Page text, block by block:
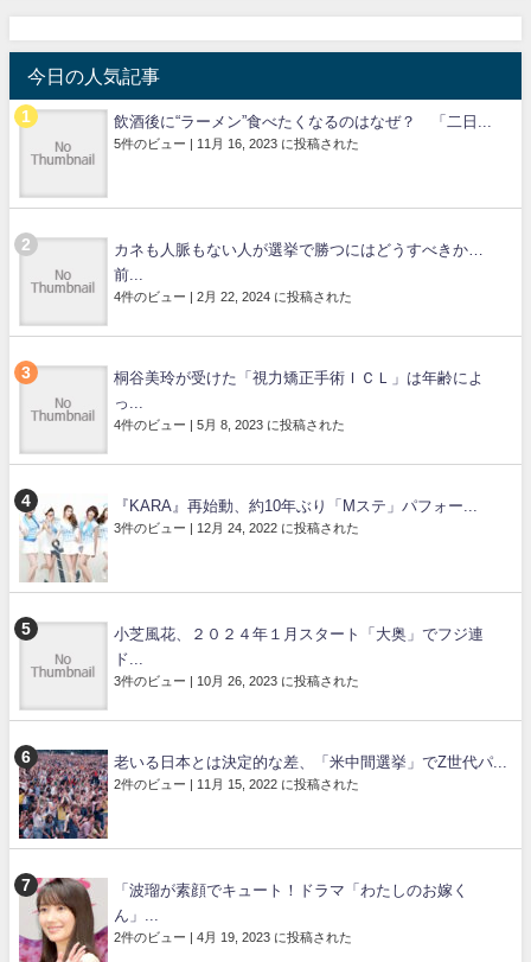
今日の人気記事
飲酒後に“ラーメン”食べたくなるのはなぜ？ 「二日...
5件のビュー | 11月 16, 2023 に投稿された
カネも人脈もない人が選挙で勝つにはどうすべきか…
前...
4件のビュー | 2月 22, 2024 に投稿された
桐谷美玲が受けた「視力矯正手術ＩＣＬ」は年齢によ
っ...
4件のビュー | 5月 8, 2023 に投稿された
『KARA』再始動、約10年ぶり「Mステ」パフォー...
3件のビュー | 12月 24, 2022 に投稿された
小芝風花、２０２４年１月スタート「大奥」でフジ連
ド...
3件のビュー | 10月 26, 2023 に投稿された
老いる日本とは決定的な差、「米中間選挙」でZ世代パ...
2件のビュー | 11月 15, 2022 に投稿された
「波瑠が素顔でキュート！ドラマ「わたしのお嫁く
ん」...
2件のビュー | 4月 19, 2023 に投稿された